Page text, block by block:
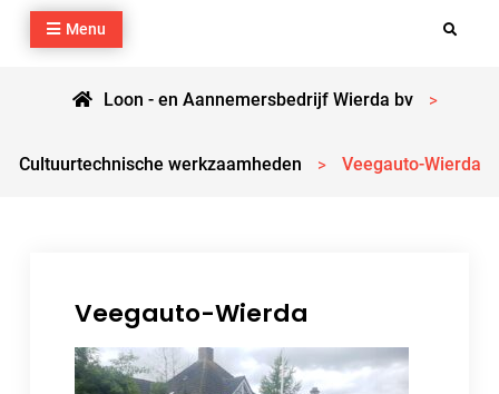
Loon – en Aannemersbedrijf Wierda bv
Kraan- en machineverhuur, agrarisch werk, grondverzet,
cultuurtechnisch werk en transport
Menu Search
Loon - en Aannemersbedrijf Wierda bv >
Cultuurtechnische werkzaamheden > Veegauto-Wierda
Veegauto-Wierda